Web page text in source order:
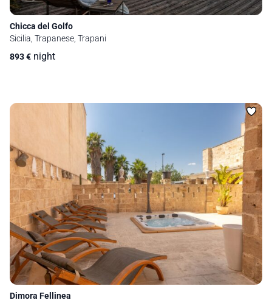
Chicca del Golfo
Sicilia, Trapanese, Trapani
893€ night
Dimora Fellinea